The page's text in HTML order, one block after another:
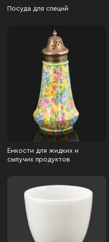
Посуда для специй
Ёмкости для жидких и
сыпучих продуктов